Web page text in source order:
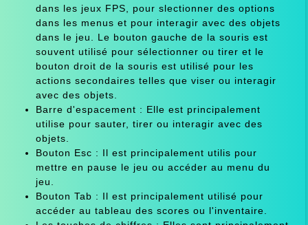
dans les jeux FPS, pour slectionner des options
dans les menus et pour interagir avec des objets
dans le jeu. Le bouton gauche de la souris est
souvent utilisé pour sélectionner ou tirer et le
bouton droit de la souris est utilisé pour les
actions secondaires telles que viser ou interagir
avec des objets.
Barre d'espacement : Elle est principalement
utilise pour sauter, tirer ou interagir avec des
objets.
Bouton Esc : Il est principalement utilis pour
mettre en pause le jeu ou accéder au menu du
jeu.
Bouton Tab : Il est principalement utilisé pour
accéder au tableau des scores ou l'inventaire.